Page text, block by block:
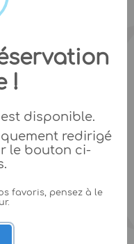
!
disponible.
redirigé
le bouton ci-
favoris, pensez à le